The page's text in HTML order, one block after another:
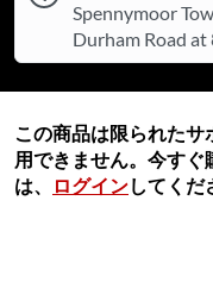
Spennymoor
Durham Road at
この商品は限られた
用できません。今す
は、
ログインしてくだ